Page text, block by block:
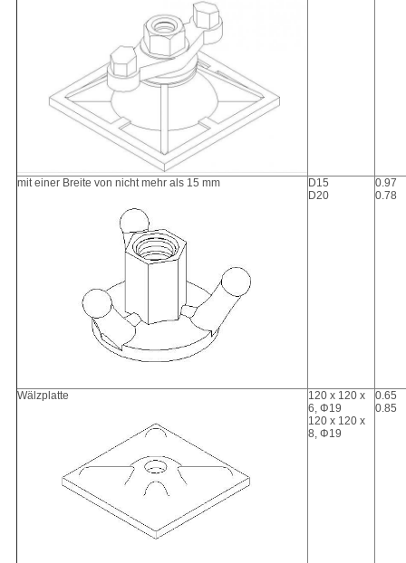
mit einer Breite von nicht mehr als 15 mm
D15
D20
0.97
0.78
Wälzplatte
120 x 120 x
6, Φ19
120 x 120 x
8, Φ19
0.65
0.85